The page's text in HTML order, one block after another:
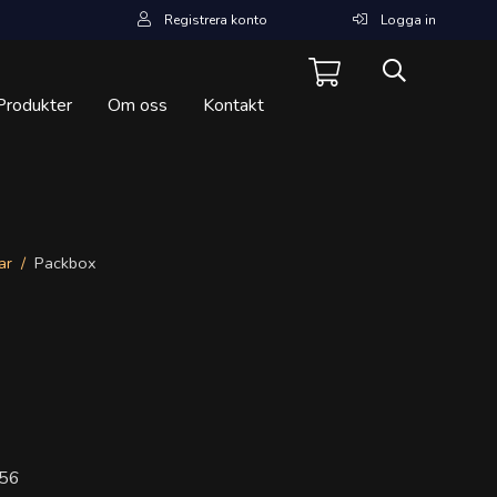
Registrera konto Logga in
Om oss Kontakt
Packbox